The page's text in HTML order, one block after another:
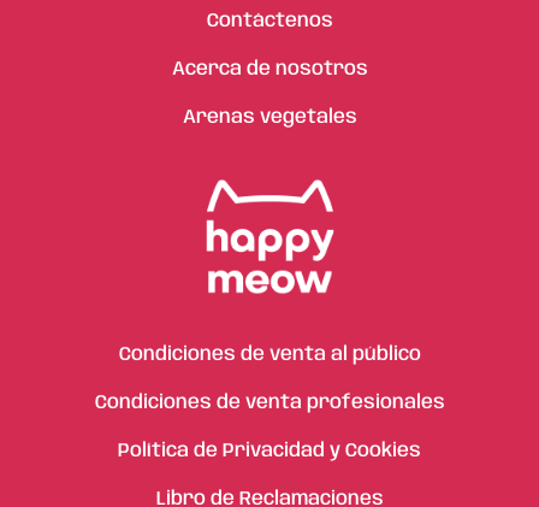
Contáctenos
Acerca de nosotros
Arenas vegetales
Condiciones de venta al público
Condiciones de venta profesionales
Política de Privacidad y Cookies
Libro de Reclamaciones